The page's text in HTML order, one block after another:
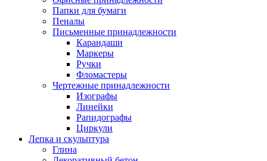
Папки для бумаги
Пеналы
Письменные принадлежности
Карандаши
Маркеры
Ручки
Фломастеры
Чертежные принадлежности
Изографы
Линейки
Рапидографы
Циркули
Лепка и скульптура
Глина